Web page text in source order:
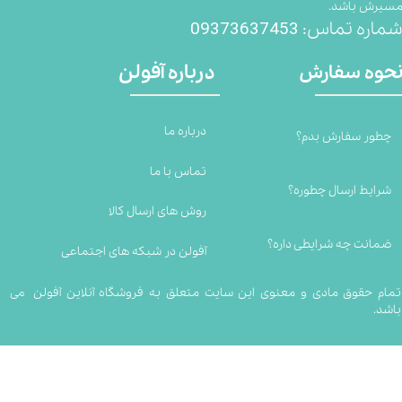
باشد.
تماس: 09373637453
سفارش
چطور سفارش بدم؟
شرایط ارسال چطوره؟
ضمانت چه شرایطی داره؟
تمام حقوق مادی و معنوی این سایت متعلق به فروشگاه آنلاین آفولن می
باشد.
درباره آفولن
درباره ما
تماس با ما
روش های ارسال کالا
آفولن در شبکه های اجتماعی